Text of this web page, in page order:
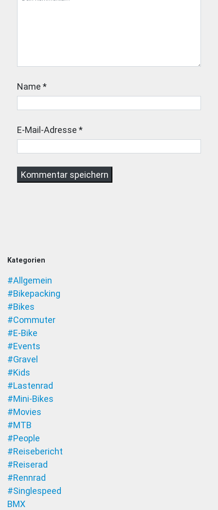
Name *
E-Mail-Adresse *
Kategorien
#Allgemein
#Bikepacking
#Bikes
#Commuter
#E-Bike
#Events
#Gravel
#Kids
#Lastenrad
#Mini-Bikes
#Movies
#MTB
#People
#Reisebericht
#Reiserad
#Rennrad
#Singlespeed
BMX